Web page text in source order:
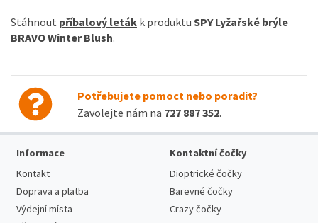
Stáhnout příbalový leták k produktu SPY Lyžařské brýle
BRAVO Winter Blush.
Potřebujete pomoct nebo poradit?
Zavolejte nám na 727 887 352.
Informace
Kontakt
Doprava a platba
Výdejní místa
Kontaktní čočky
Dioptrické čočky
Barevné čočky
Crazy čočky